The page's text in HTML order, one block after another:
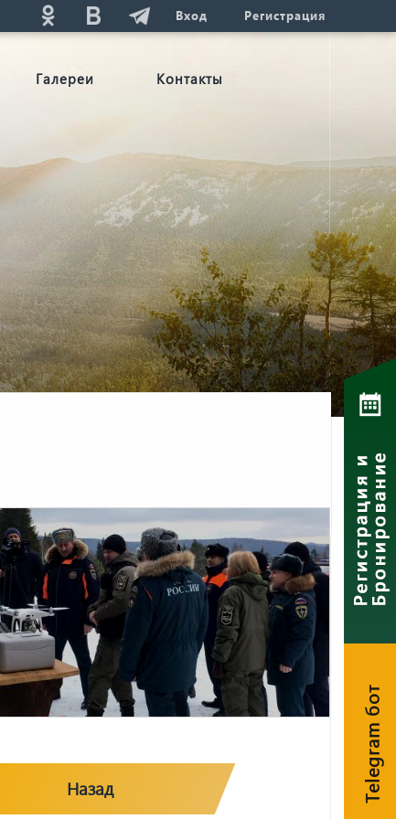
Вход Регистрация
Галереи Контакты
Назад Telegram бот